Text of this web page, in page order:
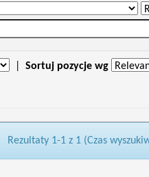
Sortuj pozycje wg
Rezultaty 1-1 z 1 (Czas